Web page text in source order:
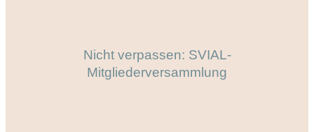
Nicht verpassen: SVIAL-
Mitgliederversammlung